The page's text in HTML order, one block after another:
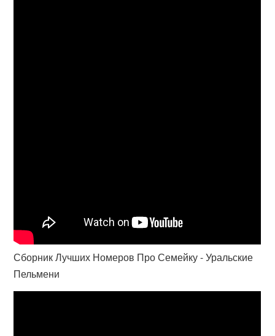
Сборник Лучших Номеров Про Семейку - Уральские
Пельмени